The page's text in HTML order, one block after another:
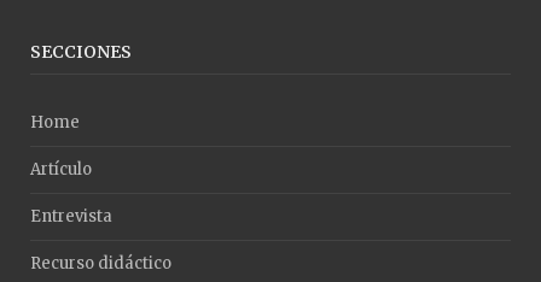
SECCIONES
Home
Artículo
Entrevista
Recurso didáctico